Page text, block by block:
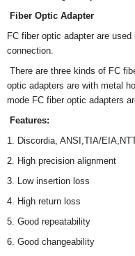
Fiber Optic Adapter
FC fiber optic adapter are used
connection.
There are three kinds of FC
optic adapters are with metal
mode FC fiber optic adapters
Features:
1. Discordia, ANSI,TIA/
2. High precision alignment
3. Low insertion loss
4. High return loss
5. Good repeatability
6. Good changeability